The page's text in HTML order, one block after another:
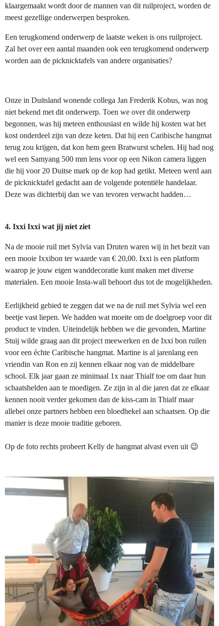
klaargemaakt wordt door de mannen van dit ruilproject, worden de
meest gezellige onderwerpen besproken.
Een terugkomend onderwerp de laatste weken is ons ruilproject.
Zal het over een aantal maanden ook een terugkomend onderwerp
worden aan de picknicktafels van andere organisaties?
Onze in Duitsland wonende collega Jan Frederik Kobus, was nog
niet bekend met dit onderwerp. Toen we over dit onderwerp
begonnen, was hij meteen enthousiast en wilde hij kosten wat het
kost onderdeel zijn van deze keten. Dat hij een Caribische hangmat
terug zou krijgen, dat kon hem geen Bratwurst schelen. Hij had nog
wel een Samyang 500 mm lens voor op een Nikon camera liggen
die hij voor 20 Duitse mark op de kop had getikt. Meteen werd aan
de picknicktafel gedacht aan de volgende potentiële handelaar.
Deze was dichterbij dan we van tevoren verwacht hadden…
4. Ixxi Ixxi wat jij niet ziet
Na de mooie ruil met Sylvia van Druten waren wij in het bezit van
een mooie Ixxibon ter waarde van € 20,00. Ixxi is een platform
waarop je jouw eigen wanddecoratie kunt maken met diverse
materialen. Een mooie Insta-wall behoort dus tot de mogelijkheden.
Eerlijkheid gebied te zeggen dat we na de ruil met Sylvia wel een
beetje vast liepen. We hadden wat moeite om de doelgroep voor dit
product te vinden. Uiteindelijk hebben we die gevonden, Martine
Stuij wilde graag aan dit project meewerken en de Ixxi bon ruilen
voor een échte Caribische hangmat. Martine is al jarenlang een
vriendin van Ron en zij kennen elkaar nog van de middelbare
school. Elk jaar gaan ze minimaal 1x naar Thialf toe om daar hun
schaatshelden aan te moedigen. Ze zijn in al die jaren dat ze elkaar
kennen nooit verder gekomen dan de kiss-cam in Thialf maar
allebei onze partners hebben een bloedhekel aan schaatsen. Op die
manier is deze mooie traditie geboren.
Op de foto rechts probeert Kelly de hangmat alvast even uit 😉